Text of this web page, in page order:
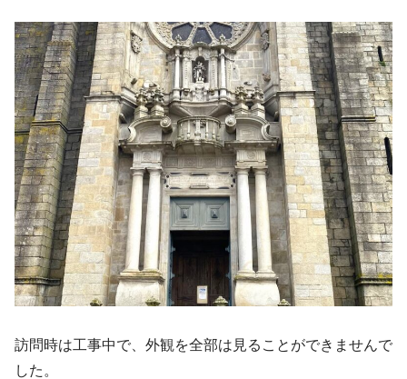
訪問時は工事中で、外観を全部は見ることができませんで
した。